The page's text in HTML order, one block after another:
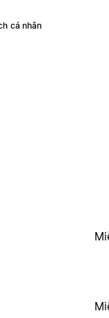
cá nhân